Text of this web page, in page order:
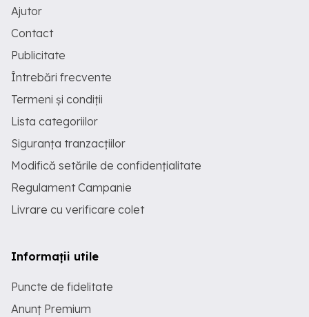
Ajutor
Contact
Publicitate
Întrebări frecvente
Termeni și condiții
Lista categoriilor
Siguranța tranzacțiilor
Modifică setările de confidențialitate
Regulament Campanie
Livrare cu verificare colet
Informații utile
Puncte de fidelitate
Anunț Premium